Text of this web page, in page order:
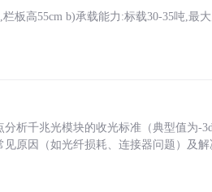
板高55cm b)承载能力:标载30-35吨,最
析千兆光模块的收光标准（典型值为-
原因（如光纤损耗、连接器问题）及